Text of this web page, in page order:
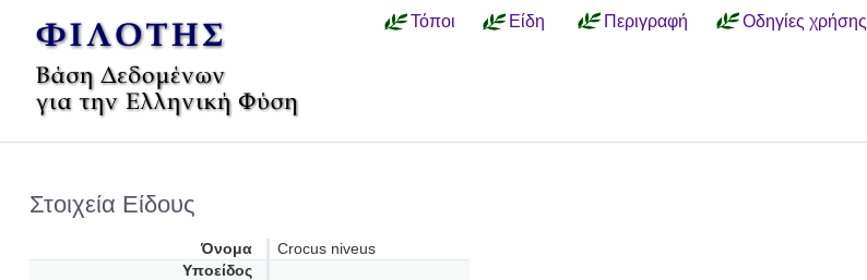
Τόποι Είδη Περιγραφή Οδηγίες χρήσης
Στοιχεία Είδους
Όνομα
Crocus niveus
Υποείδος